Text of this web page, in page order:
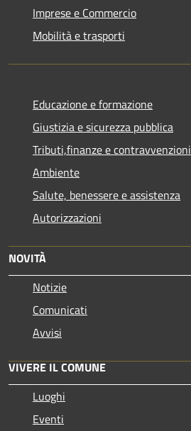
Imprese e Commercio
Mobilità e trasporti
Educazione e formazione
Giustizia e sicurezza pubblica
Tributi,finanze e contravvenzioni
Ambiente
Salute, benessere e assistenza
Autorizzazioni
NOVITÀ
Notizie
Comunicati
Avvisi
VIVERE IL COMUNE
Luoghi
Eventi